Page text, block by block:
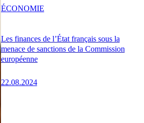
Les finances de l’État français sous la
menace de sanctions de la Commission
européenne
22.08.2024
ÉCONOMIE